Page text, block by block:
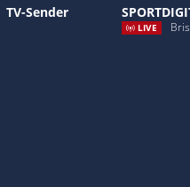
TV-Sender
LIVE